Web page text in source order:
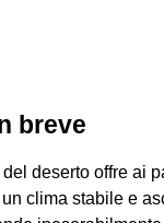
breve
del deserto offre ai
clima stabile e